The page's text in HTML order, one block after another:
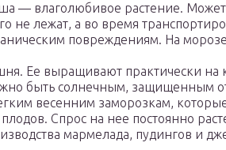
— влаголюбивое растение.
не лежат, а во время
повреждениям. На
Ее выращивают практически на
быть солнечным, защищенным
весенним заморозкам,
Спрос на нее постоянно
мармелада, пудингов и